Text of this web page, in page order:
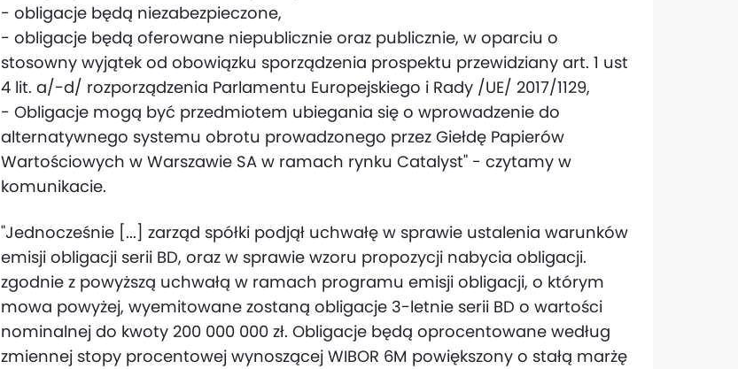
- obligacje będą niezabezpieczone,
- obligacje będą oferowane niepublicznie oraz publicznie, w oparciu o
stosowny wyjątek od obowiązku sporządzenia prospektu przewidziany art. 1 ust
4 lit. a/-d/ rozporządzenia Parlamentu Europejskiego i Rady /UE/ 2017/1129,
- Obligacje mogą być przedmiotem ubiegania się o wprowadzenie do
alternatywnego systemu obrotu prowadzonego przez Giełdę Papierów
Wartościowych w Warszawie SA w ramach rynku Catalyst" - czytamy w
komunikacie.
"Jednocześnie [...] zarząd spółki podjął uchwałę w sprawie ustalenia warunków
emisji obligacji serii BD, oraz w sprawie wzoru propozycji nabycia obligacji.
zgodnie z powyższą uchwałą w ramach programu emisji obligacji, o którym
mowa powyżej, wyemitowane zostaną obligacje 3-letnie serii BD o wartości
nominalnej do kwoty 200 000 000 zł. Obligacje będą oprocentowane według
zmiennej stopy procentowej wynoszącej WIBOR 6M powiększony o stałą marżę